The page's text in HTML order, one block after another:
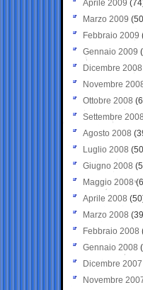
Aprile 2009
Marzo 2009
Febbraio 2009
Gennaio 2009
Dicembre 2008
Novembre
Ottobre 2008
Settembre 2008
Agosto 2008
Luglio 2008
Giugno 2008
Maggio 2008
Aprile 2008
Marzo 2008
Febbraio 2008
Gennaio 2008
Dicembre 2007
Novembre